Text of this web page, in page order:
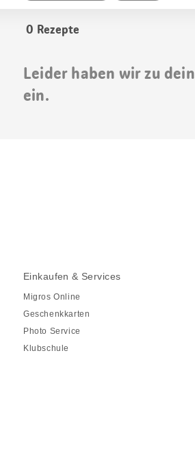
0 Rezepte
Leider haben wir zu
ein.
Einkaufen & Services
Migros Online
Geschenkkarten
Photo Service
Klubschule